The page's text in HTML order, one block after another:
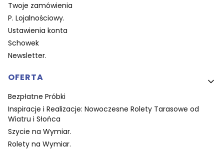
Twoje zamówienia
P. Lojalnościowy.
Ustawienia konta
Schowek
Newsletter.
OFERTA
Bezpłatne Próbki
Inspiracje i Realizacje: Nowoczesne Rolety Tarasowe od
Wiatru i Słońca
Szycie na Wymiar.
Rolety na Wymiar.